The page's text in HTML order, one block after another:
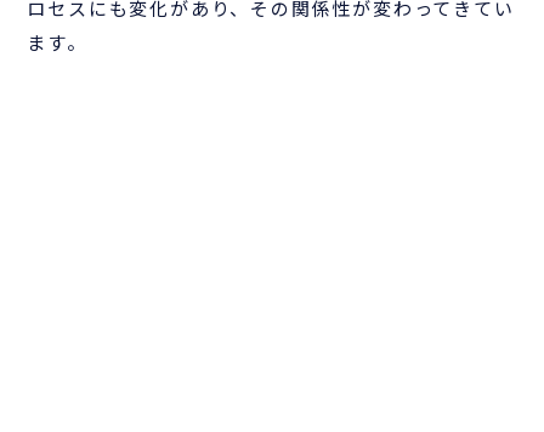
ロセスにも変化があり、その関係性が変わってきてい
ます。